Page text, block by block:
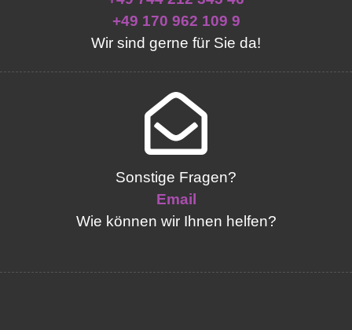
+49 170 962 109 9
Wir sind gerne für Sie da!
Sonstige Fragen?
Email
Wie können wir Ihnen helfen?